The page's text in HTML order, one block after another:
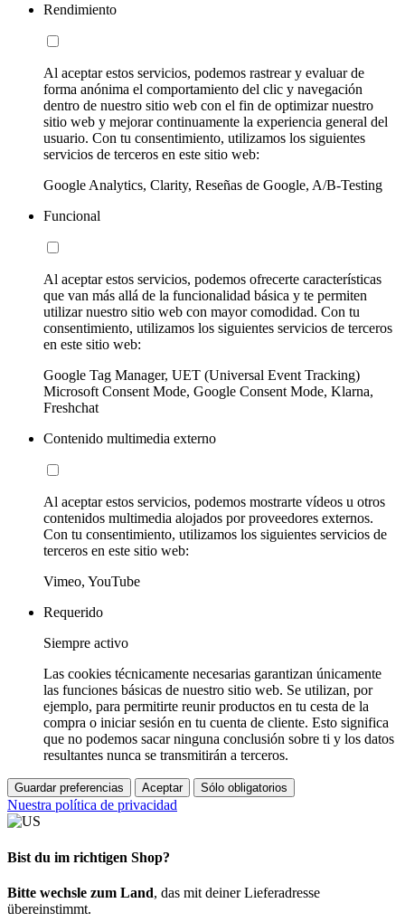
Rendimiento
Al aceptar estos servicios, podemos rastrear y evaluar de
forma anónima el comportamiento del clic y navegación
dentro de nuestro sitio web con el fin de optimizar nuestro
sitio web y mejorar continuamente la experiencia general del
usuario. Con tu consentimiento, utilizamos los siguientes
servicios de terceros en este sitio web:
Google Analytics, Clarity, Reseñas de Google, A/B-Testing
Funcional
Al aceptar estos servicios, podemos ofrecerte características
que van más allá de la funcionalidad básica y te permiten
utilizar nuestro sitio web con mayor comodidad. Con tu
consentimiento, utilizamos los siguientes servicios de terceros
en este sitio web:
Google Tag Manager, UET (Universal Event Tracking)
Microsoft Consent Mode, Google Consent Mode, Klarna,
Freshchat
Contenido multimedia externo
Al aceptar estos servicios, podemos mostrarte vídeos u otros
contenidos multimedia alojados por proveedores externos.
Con tu consentimiento, utilizamos los siguientes servicios de
terceros en este sitio web:
Vimeo, YouTube
Requerido
Siempre activo
Las cookies técnicamente necesarias garantizan únicamente
las funciones básicas de nuestro sitio web. Se utilizan, por
ejemplo, para permitirte reunir productos en tu cesta de la
compra o iniciar sesión en tu cuenta de cliente. Esto significa
que no podemos sacar ninguna conclusión sobre ti y los datos
resultantes nunca se transmitirán a terceros.
Guardar preferencias Aceptar Sólo obligatorios
Nuestra política de privacidad
Bist du im richtigen Shop?
Bitte wechsle zum Land, das mit deiner Lieferadresse
übereinstimmt.